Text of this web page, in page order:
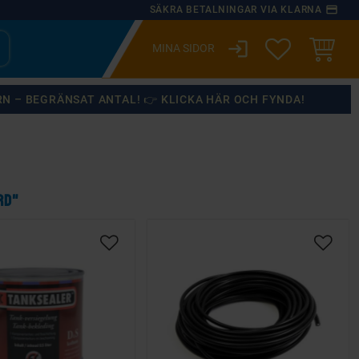
SÄKRA BETALNINGAR VIA KLARNA payment
login ÖNSKELISTA
– BEGRÄNSAT ANTAL! 👉 KLICKA HÄR OCH FYNDA!